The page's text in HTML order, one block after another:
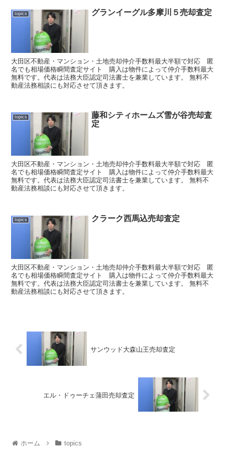
topics グランイーグル多摩川５売却査定
大田区不動産・マンション・土地売却仲介手数料最大半額で対応 匿
名でも相場価格瞬間査定サイト 購入は物件によって仲介手数料最大
無料です。代表は法務大臣認定司法書士を兼業しています。 無料不
動産法務相談にも対応させて頂きます。
topics
藤和シティホームズ雪が谷売却査
定
大田区不動産・マンション・土地売却仲介手数料最大半額で対応 匿
名でも相場価格瞬間査定サイト 購入は物件によって仲介手数料最大
無料です。代表は法務大臣認定司法書士を兼業しています。 無料不
動産法務相談にも対応させて頂きます。
topics クラーク西馬込売却査定
大田区不動産・マンション・土地売却仲介手数料最大半額で対応 匿
名でも相場価格瞬間査定サイト 購入は物件によって仲介手数料最大
無料です。代表は法務大臣認定司法書士を兼業しています。 無料不
動産法務相談にも対応させて頂きます。
サンウッド大森山王売却査定
エル・ドゥーチェ蒲田売却査定
ホーム topics